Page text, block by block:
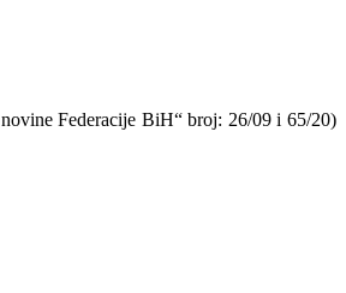
Federacije BiH“ broj: 26/09 i 65/20)